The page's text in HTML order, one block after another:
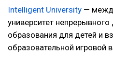
Intelligent University —
университет непрерывного
образования для детей и
образовательной игровой